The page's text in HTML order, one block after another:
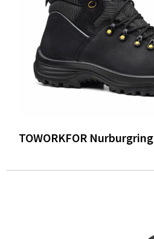
TOWORKFOR Nurburgring